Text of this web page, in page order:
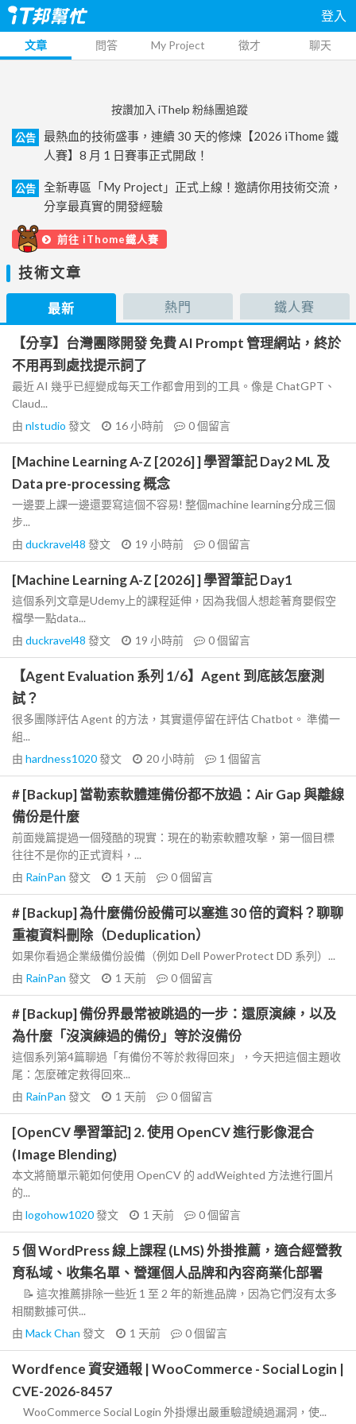
登入
文章 問答 My Project 徵才 聊天
按讚加入 iThelp 粉絲團追蹤
公告
最熱血的技術盛事，連續 30 天的修煉【2026 iThome 鐵
人賽】8 月 1 日賽事正式開啟！
公告
全新專區「My Project」正式上線！邀請你用技術交流，
分享最真實的開發經驗
前往 iThome鐵人賽
技術文章
最新 熱門 鐵人賽
【分享】台灣團隊開發 免費 AI Prompt 管理網站，終於
不用再到處找提示詞了
最近 AI 幾乎已經變成每天工作都會用到的工具。像是 ChatGPT、
Claud...
由 nlstudio 發文 16 小時前 0個留言
[Machine Learning A-Z [2026] ] 學習筆記 Day2 ML 及
Data pre-processing 概念
一邊要上課一邊還要寫這個不容易! 整個machine learning分成三個
步...
由 duckravel48 發文 19 小時前 0個留言
[Machine Learning A-Z [2026] ] 學習筆記 Day1
這個系列文章是Udemy上的課程延伸，因為我個人想趁著育嬰假空
檔學一點data...
由 duckravel48 發文 19 小時前 0個留言
【Agent Evaluation 系列 1/6】Agent 到底該怎麼測
試？
很多團隊評估 Agent 的方法，其實還停留在評估 Chatbot。 準備一
組...
由 hardness1020發文 20 小時前 1 個留言
# [Backup] 當勒索軟體連備份都不放過：Air Gap 與離線
備份是什麼
前面幾篇提過一個殘酷的現實：現在的勒索軟體攻擊，第一個目標
往往不是你的正式資料，...
由 RainPan 發文 1 天前 0個留言
# [Backup] 為什麼備份設備可以塞進 30 倍的資料？聊聊
重複資料刪除（Deduplication）
如果你看過企業級備份設備（例如 Dell PowerProtect DD 系列）...
由 RainPan 發文 1 天前 0個留言
# [Backup] 備份界最常被跳過的一步：還原演練，以及
為什麼「沒演練過的備份」等於沒備份
這個系列第4篇聊過「有備份不等於救得回來」，今天把這個主題收
尾：怎麼確定救得回來...
由 RainPan 發文 1 天前 0個留言
[OpenCV 學習筆記] 2. 使用 OpenCV 進行影像混合
(Image Blending)
本文將簡單示範如何使用 OpenCV 的 addWeighted 方法進行圖片
的...
由 logohow1020發文 1 天前 0個留言
5 個 WordPress 線上課程 (LMS) 外掛推薦，適合經營教
育私域、收集名單、營運個人品牌和內容商業化部署
📝 這次推薦排除一些近 1 至 2 年的新進品牌，因為它們沒有太多
相關數據可供...
由 Mack Chan 發文 1 天前 0個留言
Wordfence 資安通報 | WooCommerce - Social Login |
CVE-2026-8457
WooCommerce Social Login 外掛爆出嚴重驗證繞過漏洞，使...